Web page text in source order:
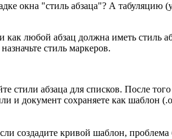
окна "стиль абзаца"? А табуляцию
как любой абзац должна иметь стиль
стиль маркеров.
стили абзаца для списков. После
и документ сохраняете как
создадите кривой шаблон, проблема